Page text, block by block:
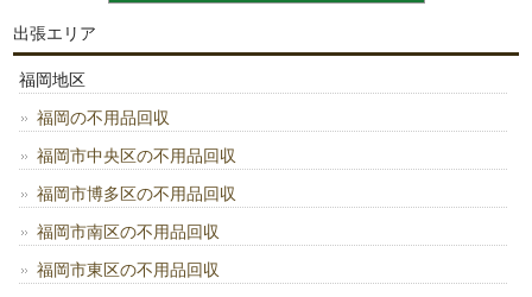
出張エリア
福岡地区
福岡の不用品回収
福岡市中央区の不用品回収
福岡市博多区の不用品回収
福岡市南区の不用品回収
福岡市東区の不用品回収